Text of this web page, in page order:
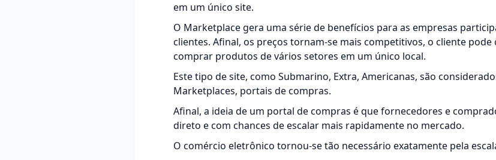
em um único site.
O Marketplace gera uma série de benefícios para as empresas
clientes. Afinal, os preços tornam-se mais competitivos, o cliente pode
comprar produtos de vários setores em um único local.
Este tipo de site, como Submarino, Extra, Americanas, são
Marketplaces, portais de compras.
Afinal, a ideia de um portal de compras é que fornecedores e
direto e com chances de escalar mais rapidamente no mercado.
O comércio eletrônico tornou-se tão necessário exatamente pela